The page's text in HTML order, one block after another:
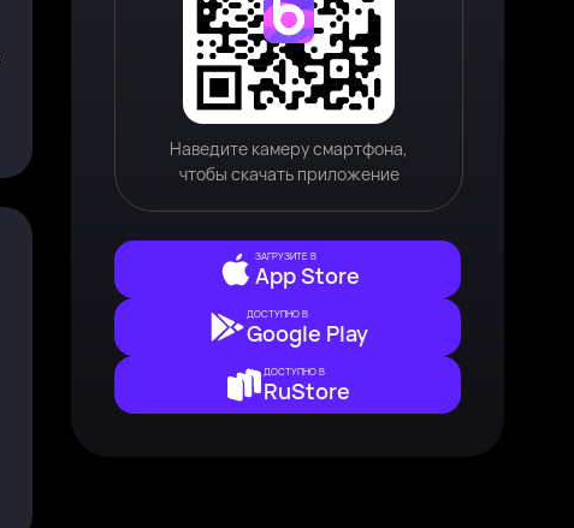
Наведите камеру смартфона,
чтобы скачать приложение
ЗАГРУЗИТЕ В
App Store
ДОСТУПНО В
Google Play
ДОСТУПНО В
RuStore